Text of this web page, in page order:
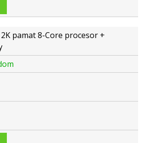
pamat 8-Core procesor +